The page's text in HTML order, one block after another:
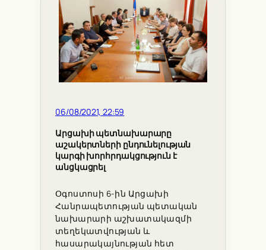
06/08/2021, 22:59
Արցախի պետնախարարը
աշակերտների ընդունելության
կարգի խորհրդակցություն է
անցկացրել
Օգոստոսի 6-ին Արցախի
Հանրապետության պետական
նախարարի աշխատակազմի
տեղեկատվության և
հասարակայնության հետ